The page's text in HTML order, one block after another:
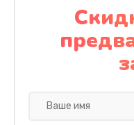
Замена